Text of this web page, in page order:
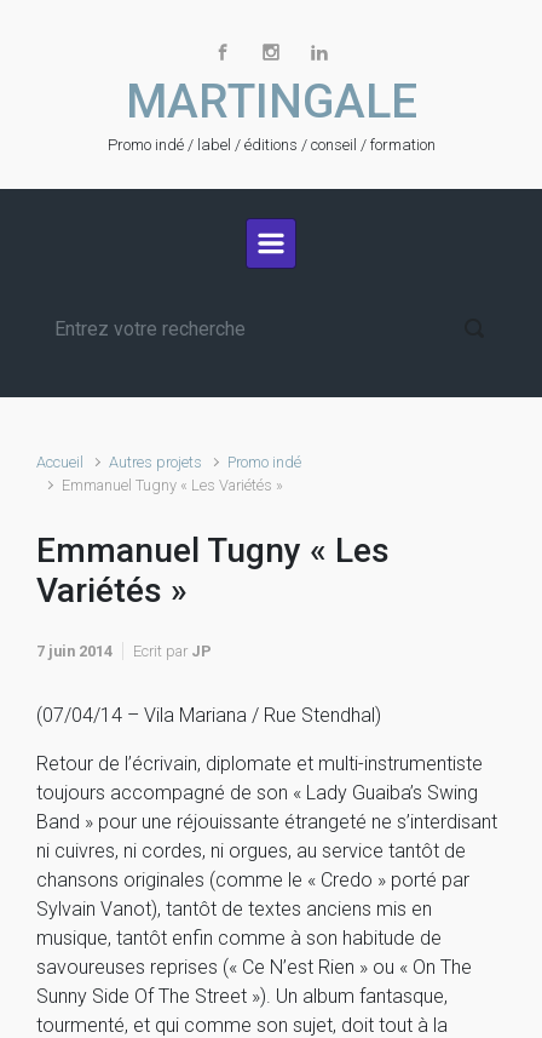
MARTINGALE
Promo indé / label / éditions / conseil / formation
Accueil Autres projets
Promo indé
Emmanuel Tugny « Les Variétés »
Emmanuel Tugny « Les
Variétés »
7 juin 2014 Ecrit par JP
(07/04/14 – Vila Mariana / Rue Stendhal)
Retour de l’écrivain, diplomate et multi-instrumentiste
toujours accompagné de son « Lady Guaiba’s Swing
Band » pour une réjouissante étrangeté ne s’interdisant
ni cuivres, ni cordes, ni orgues, au service tantôt de
chansons originales (comme le « Credo » porté par
Sylvain Vanot), tantôt de textes anciens mis en
musique, tantôt enfin comme à son habitude de
savoureuses reprises (« Ce N’est Rien » ou « On The
Sunny Side Of The Street »). Un album fantasque,
tourmenté, et qui comme son sujet, doit tout à la